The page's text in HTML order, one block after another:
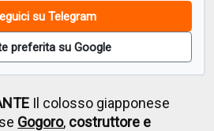
su Telegram
preferita su Google
Il colosso giapponese
Gogoro, costruttore e